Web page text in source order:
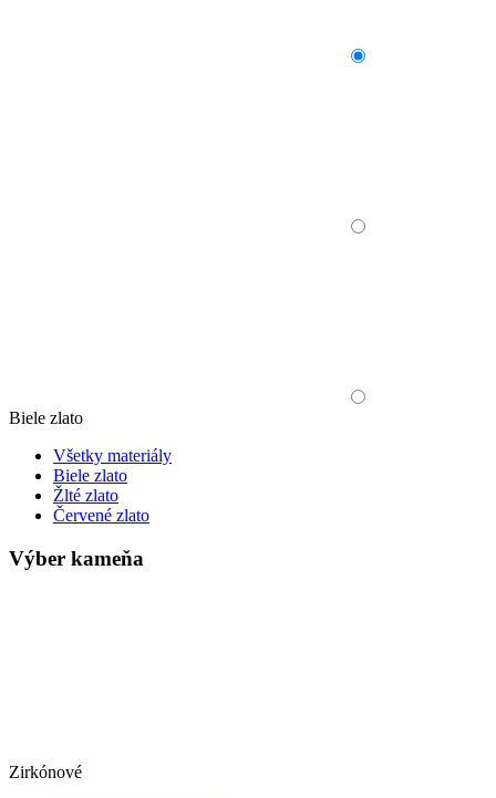
Biele zlato
Všetky materiály
Biele zlato
Žlté zlato
Červené zlato
Výber kameňa
Zirkónové